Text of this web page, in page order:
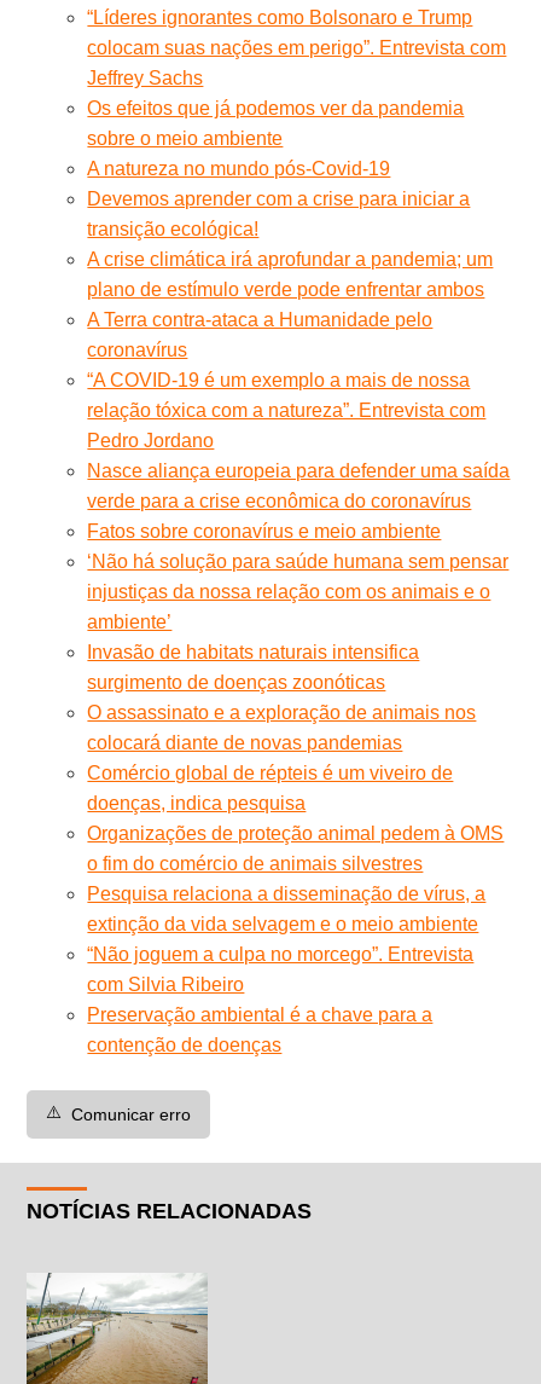
“Líderes ignorantes como Bolsonaro e Trump
colocam suas nações em perigo”. Entrevista com
Jeffrey Sachs
Os efeitos que já podemos ver da pandemia
sobre o meio ambiente
A natureza no mundo pós-Covid-19
Devemos aprender com a crise para iniciar a
transição ecológica!
A crise climática irá aprofundar a pandemia; um
plano de estímulo verde pode enfrentar ambos
A Terra contra-ataca a Humanidade pelo
coronavírus
“A COVID-19 é um exemplo a mais de nossa
relação tóxica com a natureza”. Entrevista com
Pedro Jordano
Nasce aliança europeia para defender uma saída
verde para a crise econômica do coronavírus
Fatos sobre coronavírus e meio ambiente
‘Não há solução para saúde humana sem pensar
injustiças da nossa relação com os animais e o
ambiente’
Invasão de habitats naturais intensifica
surgimento de doenças zoonóticas
O assassinato e a exploração de animais nos
colocará diante de novas pandemias
Comércio global de répteis é um viveiro de
doenças, indica pesquisa
Organizações de proteção animal pedem à OMS
o fim do comércio de animais silvestres
Pesquisa relaciona a disseminação de vírus, a
extinção da vida selvagem e o meio ambiente
“Não joguem a culpa no morcego”. Entrevista
com Silvia Ribeiro
Preservação ambiental é a chave para a
contenção de doenças
⚠️ Comunicar erro
NOTÍCIAS RELACIONADAS